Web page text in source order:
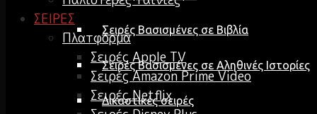
Σειρές Βασισμένες σε Βιβλία
Σειρές Βασισμένες σε Αληθινές Ιστορίες
Δικαστικές σειρές
ΣΕΙΡΕΣ
Πλατφόρμα
Σειρές Apple TV
Σειρές Amazon Prime Video
Σειρές Netflix